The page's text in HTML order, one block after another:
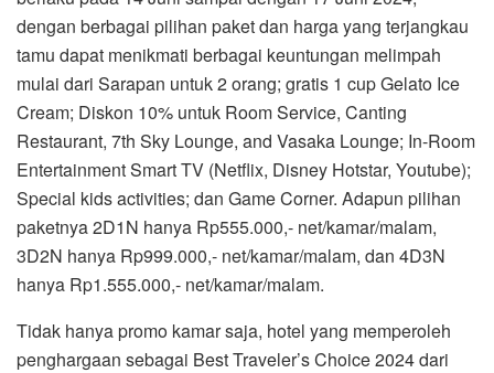
dengan berbagai pilihan paket dan harga yang terjangkau
tamu dapat menikmati berbagai keuntungan melimpah
mulai dari Sarapan untuk 2 orang; gratis 1 cup Gelato Ice
Cream; Diskon 10% untuk Room Service, Canting
Restaurant, 7th Sky Lounge, and Vasaka Lounge; In-Room
Entertainment Smart TV (Netflix, Disney Hotstar, Youtube);
Special kids activities; dan Game Corner. Adapun pilihan
paketnya 2D1N hanya Rp555.000,- net/kamar/malam,
3D2N hanya Rp999.000,- net/kamar/malam, dan 4D3N
hanya Rp1.555.000,- net/kamar/malam.
Tidak hanya promo kamar saja, hotel yang memperoleh
penghargaan sebagai Best Traveler’s Choice 2024 dari